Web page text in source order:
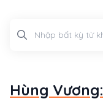
Hùng Vương: